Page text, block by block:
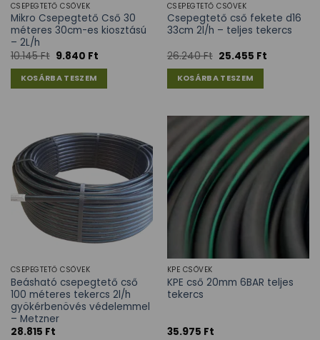
CSEPEGTETŐ CSÖVEK
Mikro Csepegtető Cső 30
méteres 30cm-es kiosztású
– 2L/h
10.145Ft 9.840 Ft
KOSÁRBA TESZEM
CSEPEGTETŐ CSÖVEK
Csepegtető cső fekete d16
33cm 2l/h – teljes tekercs
26.240Ft 25.455 Ft
KOSÁRBA TESZEM
CSEPEGTETŐ CSÖVEK
Beásható csepegtető cső
100 méteres tekercs 2l/h
gyökérbenövés védelemmel
– Metzner
28.815 Ft
KPE CSÖVEK
KPE cső 20mm 6BAR teljes
tekercs
35.975 Ft